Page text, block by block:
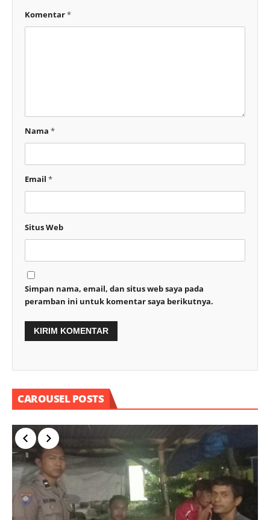
Komentar*
Nama *
Email *
Situs Web
Simpan nama, email, dan situs web saya pada
peramban ini untuk komentar saya berikutnya.
CAROUSEL POSTS